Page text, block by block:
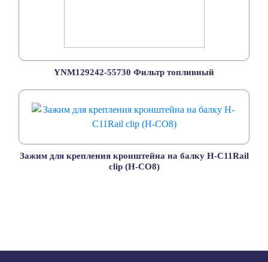
YNM129242-55730 Фильтр топливный
Зажим для крепления кронштейна на балку H-C11Rail
clip (H-CO8)